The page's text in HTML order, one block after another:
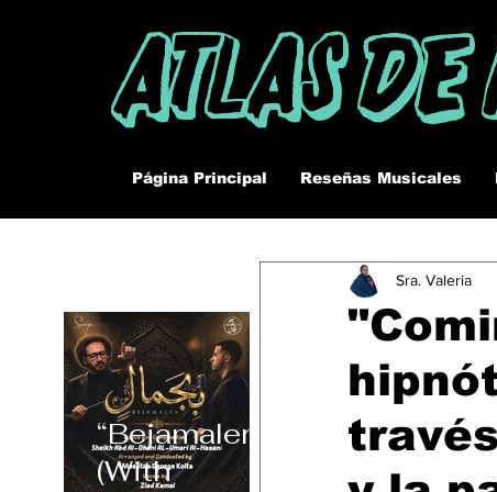
Atlas De
Página Principal Reseñas Musicales
“Bejamalen”
(With
Sra. Valeria